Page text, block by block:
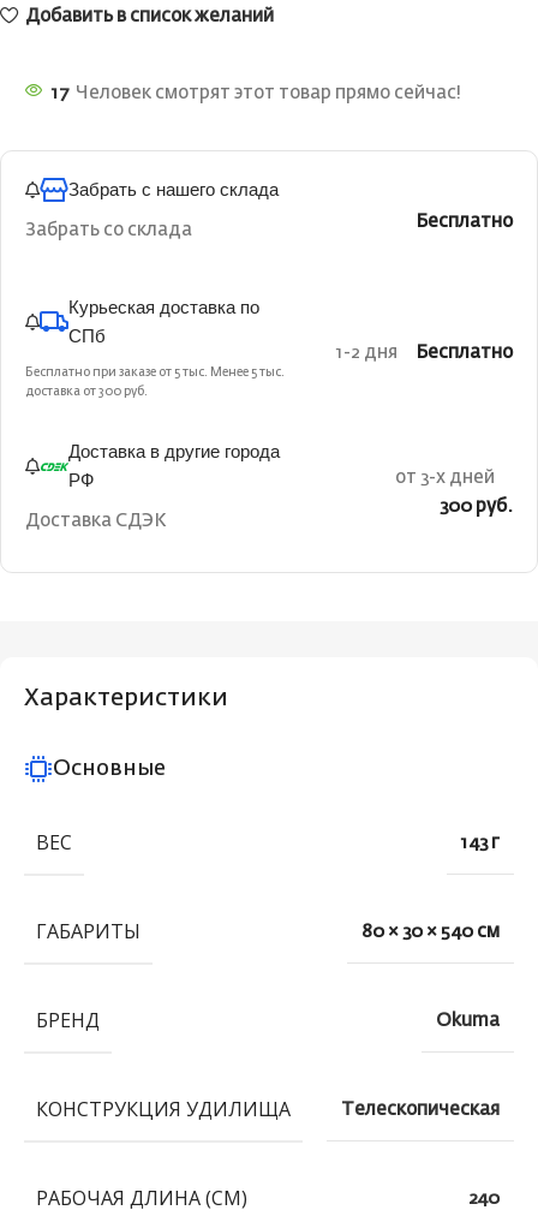
Добавить в список желаний
17 Человек смотрят этот товар прямо сейчас!
Забрать с нашего склада
Забрать со склада Бесплатно
Курьеская доставка по
СПб
Бесплатно при заказе от 5 тыс. Менее 5 тыс.
доставка от 300 руб.
1-2 дня Бесплатно
Доставка в другие города
РФ
Доставка СДЭК
от 3-х дней
300 руб.
Характеристики
Основные
ВЕС 143 г
ГАБАРИТЫ 80 × 30 × 540 см
БРЕНД Okuma
КОНСТРУКЦИЯ УДИЛИЩА Телескопическая
РАБОЧАЯ ДЛИНА (СМ) 240